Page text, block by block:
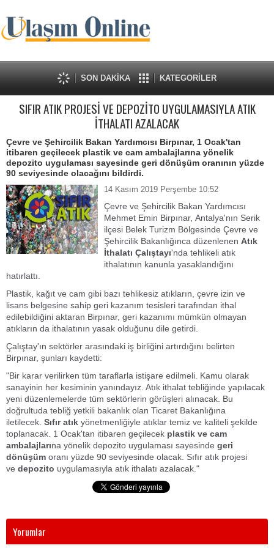
SON DAKİKA KATEGORİLER
SIFIR ATIK PROJESİ VE DEPOZİTO UYGULAMASIYLA ATIK
İTHALATI AZALACAK
Çevre ve Şehircilik Bakan Yardımcısı Birpınar, 1 Ocak'tan
itibaren geçilecek plastik ve cam ambalajlarına yönelik
depozito uygulaması sayesinde geri dönüşüm oranının yüzde
90 seviyesinde olacağını bildirdi.
14 Kasım 2019 Perşembe 10:52
Çevre ve Şehircilik Bakan Yardımcısı
Mehmet Emin Birpınar, Antalya'nın Serik
ilçesi Belek Turizm Bölgesinde Çevre ve
Şehircilik Bakanlığınca düzenlenen Atık
İthalatı Çalıştayı'nda tehlikeli atık
ithalatının kanunla yasaklandığını
hatırlattı.
Plastik, kağıt ve cam gibi bazı tehlikesiz atıkların, çevre izin ve
lisans belgesine sahip geri kazanım tesisleri tarafından ithal
edilebildiğini aktaran Birpınar, geri kazanımı mümkün olmayan
atıkların da ithalatının yasak olduğunu dile getirdi.
Çalıştay'ın sektörler arasındaki iş birliğini artırdığını belirten
Birpınar, şunları kaydetti:
"Bir karar verilirken tüm taraflarla istişare edilmeli. Kamu olarak
sanayinin her kesiminin yanındayız. Atık ithalat tebliğinde yapılacak
yeni düzenlemelerde tüm sektörlerin görüşleri alınacak. Bu
doğrultuda tebliğ yetkili bakanlık olan Ticaret Bakanlığına
iletilecek. Sıfır atık yönetmenliğiyle atıklar temiz ve kaliteli şekilde
toplanacak. 1 Ocak'tan itibaren geçilecek plastik ve cam
ambalajlarına yönelik depozito uygulaması sayesinde geri
dönüşüm oranı yüzde 90 seviyesinde olacak. Sıfır atık projesi
ve depozito uygulamasıyla atık ithalatı azalacak."
Yorumlar